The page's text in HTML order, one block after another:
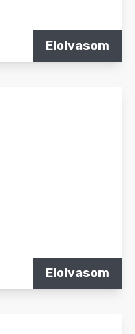
Elolvasom
Elolvasom